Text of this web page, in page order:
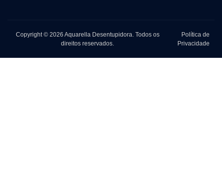
Copyright © 2026 Aquarella Desentupidora. Todos os
direitos reservados.
Política de
Privacidade